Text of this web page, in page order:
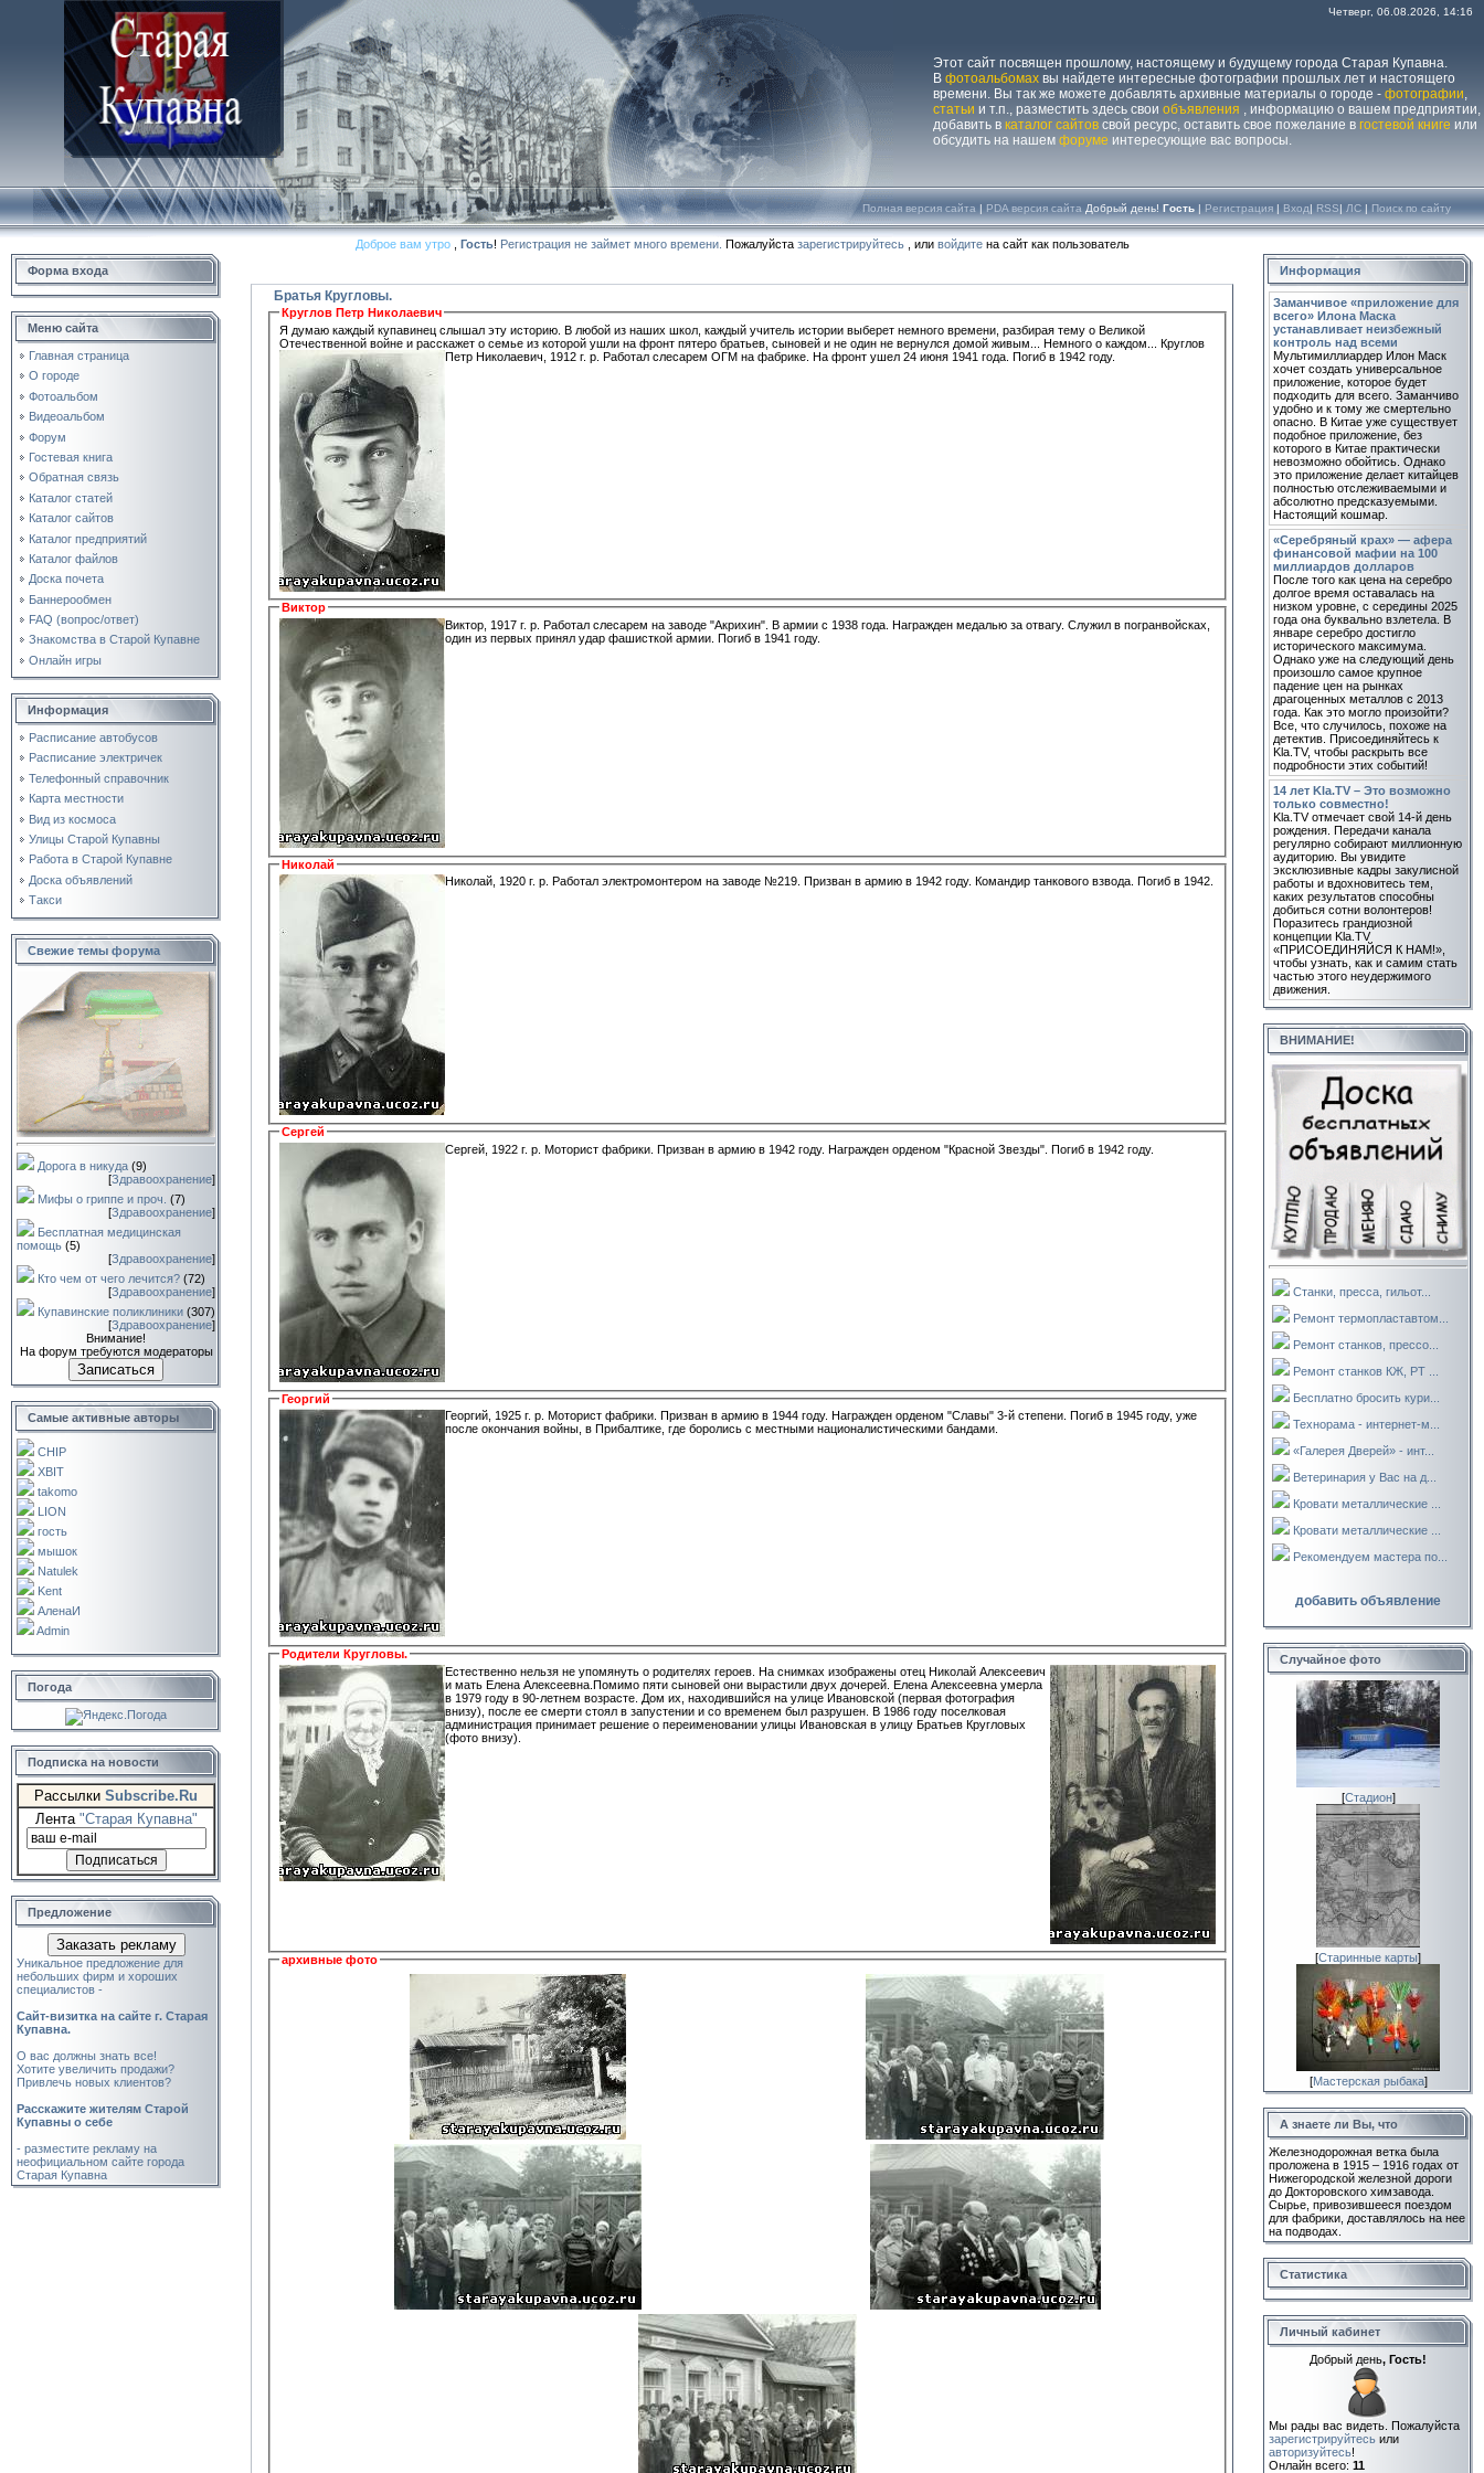
Этот сайт посвящен прошлому, настоящему и будущему города Старая Купавна.
В фотоальбомах вы найдете интересные фотографии прошлых лет и настоящего
времени. Вы так же можете добавлять архивные материалы о городе - фотографии,
статьи и т.п., разместить здесь свои объявления , информацию о вашем предприятии,
добавить в каталог сайтов свой ресурс, оставить свое пожелание в гостевой книге или
обсудить на нашем форуме интересующие вас вопросы.
Четверг, 06.08.2026, 14:16
Полная версия сайта | PDA версия сайта Добрый день! Гость | Регистрация | Вход| RSS| ЛС | Поиск по сайту
Доброе вам утро, Гость! Регистрация не займет много времени. Пожалуйста зарегистрируйтесь, или войдитена сайт как пользователь
Форма входа
Меню сайта
Главная страница
О городе
Фотоальбом
Видеоальбом
Форум
Гостевая книга
Обратная связь
Каталог статей
Каталог сайтов
Каталог предприятий
Каталог файлов
Доска почета
Баннерообмен
FAQ (вопрос/ответ)
Знакомства в Старой Купавне
Онлайн игры
Информация
Расписание автобусов
Расписание электричек
Телефонный справочник
Карта местности
Вид из космоса
Улицы Старой Купавны
Работа в Старой Купавне
Доска объявлений
Такси
Свежие темы форума
Дорога в никуда (9)
[Здравоохранение]
Мифы о гриппе и проч. (7)
[Здравоохранение]
Бесплатная медицинская
помощь (5)
[Здравоохранение]
Кто чем от чего лечится? (72)
[Здравоохранение]
Купавинские поликлиники (307)
[Здравоохранение]
Внимание!
На форум требуются модераторы
Записаться
Самые активные авторы
CHIP
XBIT
takomo
LION
гость
мышок
Natulek
Kent
АленаИ
Admin
Погода
Подписка на новости
Рассылки Subscribe.Ru
Лента "Старая Купавна"
Предложение
Заказать рекламу
Уникальное предложение для
небольших фирм и хороших
специалистов -
Cайт-визитка на сайте г. Старая
Купавна.
О вас должны знать все!
Хотите увеличить продажи?
Привлечь новых клиентов?
Расскажите жителям Старой
Купавны о себе
- разместите рекламу на
неофициальном сайте города
Старая Купавна
Братья Кругловы.
Круглов Петр Николаевич
Я думаю каждый купавинец слышал эту историю. В любой из наших школ, каждый учитель истории выберет немного времени, разбирая тему о Великой
Отечественной войне и расскажет о семье из которой ушли на фронт пятеро братьев, сыновей и не один не вернулся домой живым... Немного о каждом... Круглов
Петр Николаевич, 1912 г. р. Работал слесарем ОГМ на фабрике. На фронт ушел 24 июня 1941 года. Погиб в 1942 году.
Виктор
Виктор, 1917 г. р. Работал слесарем на заводе "Акрихин". В армии с 1938 года. Награжден медалью за отвагу. Служил в погранвойсках,
один из первых принял удар фашисткой армии. Погиб в 1941 году.
Николай
Николай, 1920 г. р. Работал электромонтером на заводе №219. Призван в армию в 1942 году. Командир танкового взвода. Погиб в 1942.
Сергей
Сергей, 1922 г. р. Моторист фабрики. Призван в армию в 1942 году. Награжден орденом "Красной Звезды". Погиб в 1942 году.
Георгий
Георгий, 1925 г. р. Моторист фабрики. Призван в армию в 1944 году. Награжден орденом "Славы" 3-й степени. Погиб в 1945 году, уже
после окончания войны, в Прибалтике, где боролись с местными националистическими бандами.
Родители Кругловы.
Естественно нельзя не упомянуть о родителях героев. На снимках изображены отец Николай Алексеевич
и мать Елена Алексеевна.Помимо пяти сыновей они вырастили двух дочерей. Елена Алексеевна умерла
в 1979 году в 90-летнем возрасте. Дом их, находившийся на улице Ивановской (первая фотография
внизу), после ее смерти стоял в запустении и со временем был разрушен. В 1986 году поселковая
администрация принимает решение о переименовании улицы Ивановская в улицу Братьев Кругловых
(фото внизу).
архивные фото
Информация
Заманчивое «приложение для
всего» Илона Маска
устанавливает неизбежный
контроль над всеми
Мультимиллиардер Илон Маск
хочет создать универсальное
приложение, которое будет
подходить для всего. Заманчиво
удобно и к тому же смертельно
опасно. В Китае уже существует
подобное приложение, без
которого в Китае практически
невозможно обойтись. Однако
это приложение делает китайцев
полностью отслеживаемыми и
абсолютно предсказуемыми.
Настоящий кошмар.
«Серебряный крах» — афера
финансовой мафии на 100
миллиардов долларов
После того как цена на серебро
долгое время оставалась на
низком уровне, с середины 2025
года она буквально взлетела. В
январе серебро достигло
исторического максимума.
Однако уже на следующий день
произошло самое крупное
падение цен на рынках
драгоценных металлов с 2013
года. Как это могло произойти?
Все, что случилось, похоже на
детектив. Присоединяйтесь к
Kla.TV, чтобы раскрыть все
подробности этих событий!
14 лет Kla.TV – Это возможно
только совместно!
Kla.TV отмечает свой 14-й день
рождения. Передачи канала
регулярно собирают миллионную
аудиторию. Вы увидите
эксклюзивные кадры закулисной
работы и вдохновитесь тем,
каких результатов способны
добиться сотни волонтеров!
Поразитесь грандиозной
концепции Kla.TV
«ПРИСОЕДИНЯЙСЯ К НАМ!»,
чтобы узнать, как и самим стать
частью этого неудержимого
движения.
ВНИМАНИЕ!
Станки, пресса, гильот...
Ремонт термопластавтом...
Ремонт станков, прессо...
Ремонт станков КЖ, РТ ...
Бесплатно бросить кури...
Технорама - интернет-м...
«Галерея Дверей» - инт...
Ветеринария у Вас на д...
Кровати металлические ...
Кровати металлические ...
Рекомендуем мастера по...
добавить объявление
Случайное фото
[Стадион]
[Старинные карты]
[Мастерская рыбака]
А знаете ли Вы, что
Железнодорожная ветка была
проложена в 1915 – 1916 годах от
Нижегородской железной дороги
до Докторовского химзавода.
Сырье, привозившееся поездом
для фабрики, доставлялось на нее
на подводах.
Статистика
Личный кабинет
Добрый день, Гость!
Мы рады вас видеть. Пожалуйста
зарегистрируйтесь или
авторизуйтесь!
Онлайн всего: 11